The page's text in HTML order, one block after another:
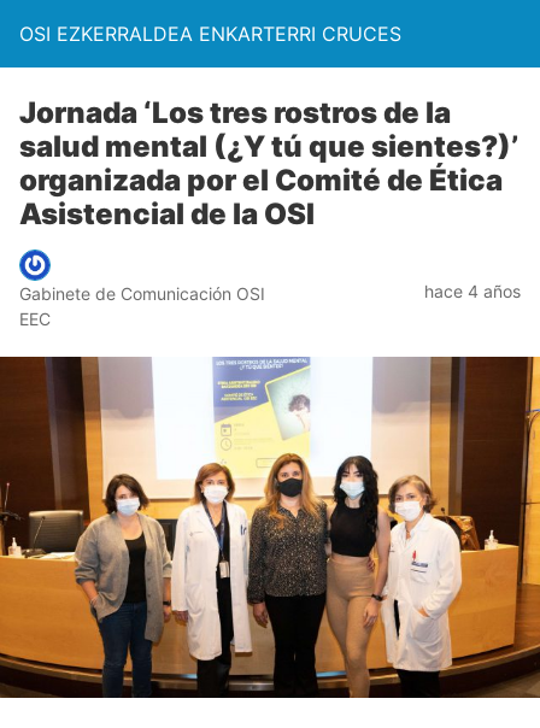
OSI EZKERRALDEA ENKARTERRI CRUCES
Jornada ‘Los tres rostros de la
salud mental (¿Y tú que sientes?)’
organizada por el Comité de Ética
Asistencial de la OSI
Gabinete de Comunicación OSI
EEC
hace 4 años